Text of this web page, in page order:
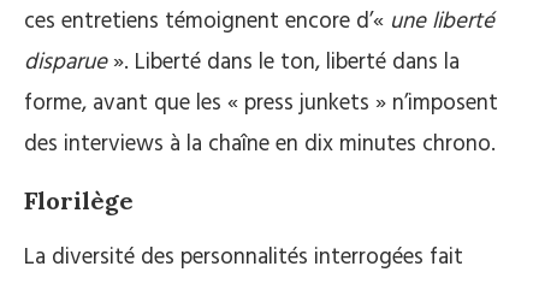
ces entretiens témoignent encore d’« une liberté
disparue». Liberté dans le ton, liberté dans la
forme, avant que les « press junkets » n’imposent
des interviews à la chaîne en dix minutes chrono.
Florilège
La diversité des personnalités interrogées fait